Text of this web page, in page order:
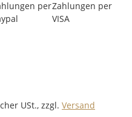
USt., zzgl. Versand